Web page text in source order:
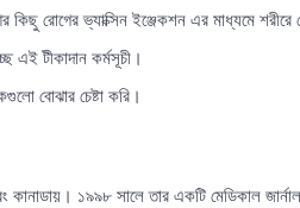
কিছু রোগের ভ্যাক্সিন ইঞ্জেকশন এর মাধ্যমে শরীরে
এই টীকাদান কর্মসূচী।
বোঝার চেষ্টা করি।
কানাডায়। ১৯৯৮ সালে তার একটি মেডিকাল